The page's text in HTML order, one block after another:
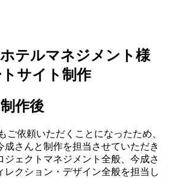
テルマネジメント様
サイト制作
作後
ご依頼いただくことになったため、
成さんと制作を担当させていただき
ジェクトマネジメント全般、今成さ
レクション・デザイン全般を担当し